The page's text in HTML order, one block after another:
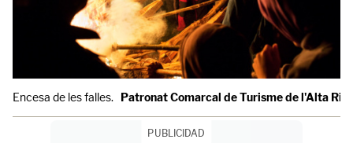
Encesa de les falles. Patronat Comarcal de Turisme de l'Alta
PUBLICIDAD